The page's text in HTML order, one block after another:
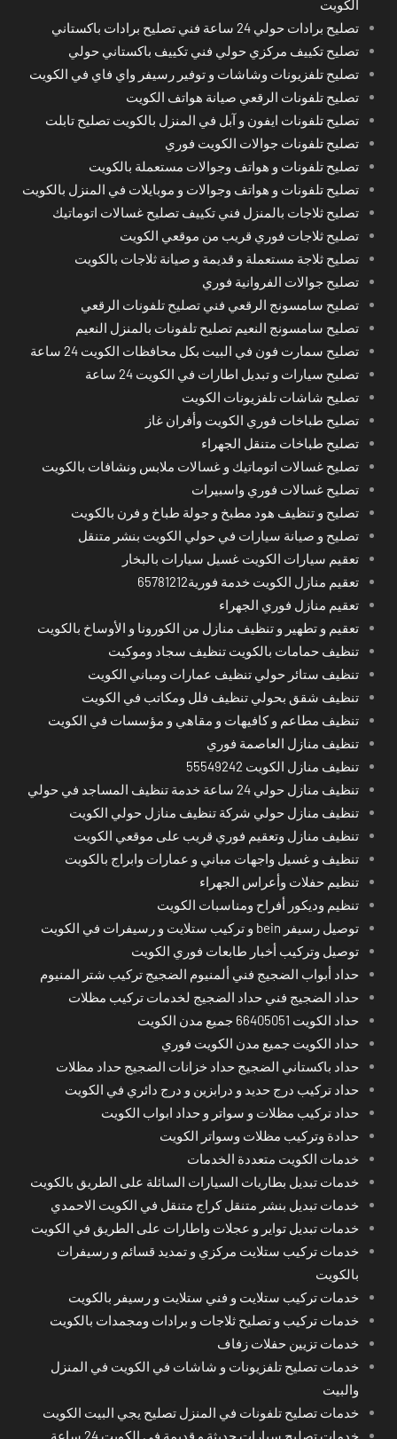
الكويت
تصليح برادات حولي 24 ساعة فني تصليح برادات باكستاني
تصليح تكييف مركزي حولي فني تكييف باكستاني حولي
تصليح تلفزيونات وشاشات و توفير رسيفر واي فاي في الكويت
تصليح تلفونات الرقعي صيانة هواتف الكويت
تصليح تلفونات ايفون و آبل في المنزل بالكويت تصليح تابلت
تصليح تلفونات جوالات الكويت فوري
تصليح تلفونات و هواتف وجوالات مستعملة بالكويت
تصليح تلفونات و هواتف وجوالات و موبايلات في المنزل بالكويت
تصليح ثلاجات بالمنزل فني تكييف تصليح غسالات اتوماتيك
تصليح ثلاجات فوري قريب من موقعي الكويت
تصليح ثلاجة مستعملة و قديمة و صيانة ثلاجات بالكويت
تصليح جوالات الفروانية فوري
تصليح سامسونج الرقعي فني تصليح تلفونات الرقعي
تصليح سامسونج النعيم تصليح تلفونات بالمنزل النعيم
تصليح سمارت فون في البيت بكل محافظات الكويت 24 ساعة
تصليح سيارات و تبديل اطارات في الكويت 24 ساعة
تصليح شاشات تلفزيونات الكويت
تصليح طباخات فوري الكويت وأفران غاز
تصليح طباخات متنقل الجهراء
تصليح غسالات اتوماتيك و غسالات ملابس ونشافات بالكويت
تصليح غسالات فوري واسبيرات
تصليح و تنظيف هود مطبخ و جولة طباخ و فرن بالكويت
تصليح و صيانة سيارات في حولي الكويت بنشر متنقل
تعقيم سيارات الكويت غسيل سيارات بالبخار
تعقيم منازل الكويت خدمة فورية65781212
تعقيم منازل فوري الجهراء
تعقيم و تطهير و تنظيف منازل من الكورونا و الأوساخ بالكويت
تنظيف حمامات بالكويت تنظيف سجاد وموكيت
تنظيف ستائر حولي تنظيف عمارات ومباني الكويت
تنظيف شقق بحولي تنظيف فلل ومكاتب في الكويت
تنظيف مطاعم و كافيهات و مقاهي و مؤسسات في الكويت
تنظيف منازل العاصمة فوري
تنظيف منازل الكويت 55549242
تنظيف منازل حولي 24 ساعة خدمة تنظيف المساجد في حولي
تنظيف منازل حولي شركة تنظيف منازل حولي الكويت
تنظيف منازل وتعقيم فوري قريب على موقعي الكويت
تنظيف و غسيل واجهات مباني و عمارات وابراج بالكويت
تنظيم حفلات وأعراس الجهراء
تنظيم وديكور أفراح ومناسبات الكويت
توصيل رسيفر bein و تركيب ستلايت و رسيفرات في الكويت
توصيل وتركيب أخبار طابعات فوري الكويت
حداد أبواب الضجيج فني ألمنيوم الضجيج تركيب شتر المنيوم
حداد الضجيج فني حداد الضجيج لخدمات تركيب مظلات
حداد الكويت 66405051 جميع مدن الكويت
حداد الكويت جميع مدن الكويت فوري
حداد باكستاني الضجيج حداد خزانات الضجيج حداد مظلات
حداد تركيب درج حديد و درابزين و درج دائري في الكويت
حداد تركيب مظلات و سواتر و حداد ابواب الكويت
حدادة وتركيب مظلات وسواتر الكويت
خدمات الكويت متعددة الخدمات
خدمات تبديل بطاريات السيارات السائلة على الطريق بالكويت
خدمات تبديل بنشر متنقل كراج متنقل في الكويت الاحمدي
خدمات تبديل تواير و عجلات واطارات على الطريق في الكويت
خدمات تركيب ستلايت مركزي و تمديد قسائم و رسيفرات
بالكويت
خدمات تركيب ستلايت و فني ستلايت و رسيفر بالكويت
خدمات تركيب و تصليح ثلاجات و برادات ومجمدات بالكويت
خدمات تزيين حفلات زفاف
خدمات تصليح تلفزيونات و شاشات في الكويت في المنزل
والبيت
خدمات تصليح تلفونات في المنزل تصليح يجي البيت الكويت
خدمات تصليح سيارات حديثة و قديمة في الكويت 24 ساعة